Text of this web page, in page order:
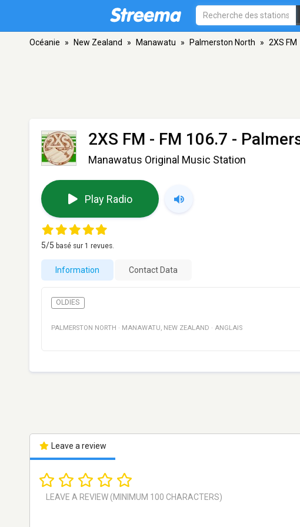
Océanie » New Zealand » Manawatu » Palmerston North » 2XS FM
2XS FM - FM 106.7 -
Manawatus Original Music Station
Play Radio
5/5 basé sur 1 revues.
Information Contact Data
OLDIES
PALMERSTON NORTH · MANAWATU, NEW ZEALAND · ANGLAIS
Leave a review